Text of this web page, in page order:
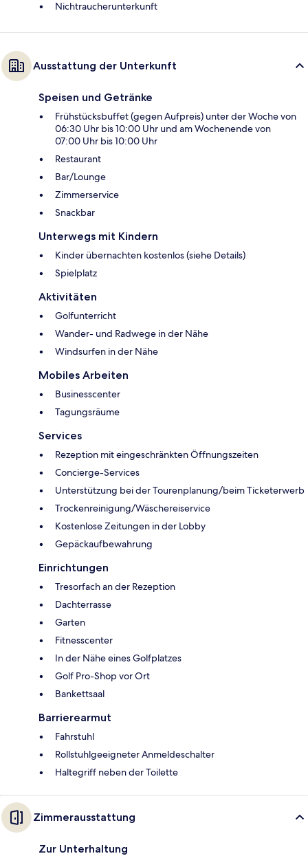
Nichtraucherunterkunft
Ausstattung der Unterkunft
Speisen und Getränke
Frühstücksbuffet (gegen Aufpreis) unter der Woche von
06:30 Uhr bis 10:00 Uhr und am Wochenende von
07:00 Uhr bis 10:00 Uhr
Restaurant
Bar/Lounge
Zimmerservice
Snackbar
Unterwegs mit Kindern
Kinder übernachten kostenlos (siehe Details)
Spielplatz
Aktivitäten
Golfunterricht
Wander- und Radwege in der Nähe
Windsurfen in der Nähe
Mobiles Arbeiten
Businesscenter
Tagungsräume
Services
Rezeption mit eingeschränkten Öffnungszeiten
Concierge-Services
Unterstützung bei der Tourenplanung/beim Ticketerwerb
Trockenreinigung/Wäschereiservice
Kostenlose Zeitungen in der Lobby
Gepäckaufbewahrung
Einrichtungen
Tresorfach an der Rezeption
Dachterrasse
Garten
Fitnesscenter
In der Nähe eines Golfplatzes
Golf Pro-Shop vor Ort
Bankettsaal
Barrierearmut
Fahrstuhl
Rollstuhlgeeigneter Anmeldeschalter
Haltegriff neben der Toilette
Zimmerausstattung
Zur Unterhaltung